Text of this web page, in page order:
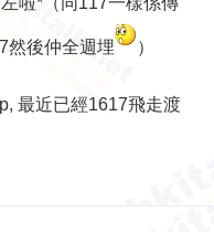
然後仲全週埋 ）
最近已經1617飛走渡